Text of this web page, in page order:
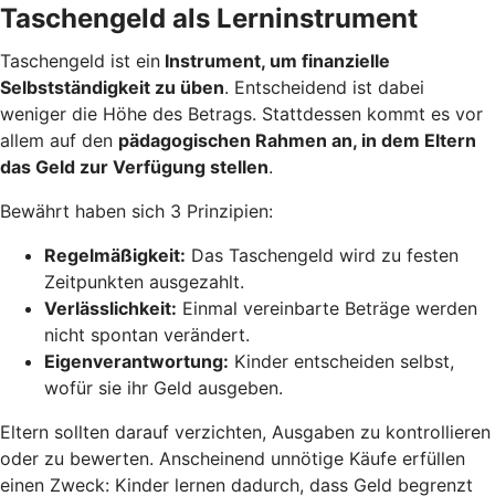
Taschengeld als Lerninstrument
Taschengeld ist ein Instrument, um finanzielle
Selbstständigkeit zu üben. Entscheidend ist dabei
weniger die Höhe des Betrags. Stattdessen kommt es vor
allem auf den pädagogischen Rahmen an, in dem Eltern
das Geld zur Verfügung stellen.
Bewährt haben sich 3 Prinzipien:
Regelmäßigkeit: Das Taschengeld wird zu festen
Zeitpunkten ausgezahlt.
Verlässlichkeit: Einmal vereinbarte Beträge werden
nicht spontan verändert.
Eigenverantwortung: Kinder entscheiden selbst,
wofür sie ihr Geld ausgeben.
Eltern sollten darauf verzichten, Ausgaben zu kontrollieren
oder zu bewerten. Anscheinend unnötige Käufe erfüllen
einen Zweck: Kinder lernen dadurch, dass Geld begrenzt